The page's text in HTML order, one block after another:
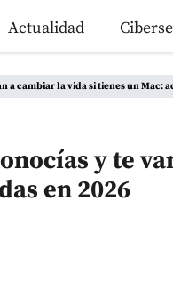
Actualidad
a cambiar la vida si tienes un Mac:
y te
en 2026